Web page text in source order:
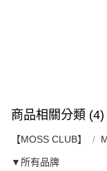
商品相關分類 (4)
【MOSS CLUB】
▼所有品牌